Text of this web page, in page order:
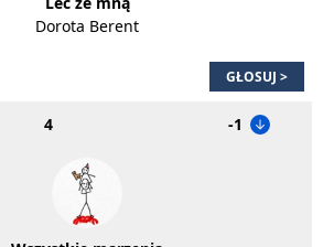
Dorota Berent
GŁOSUJ >
4 -1